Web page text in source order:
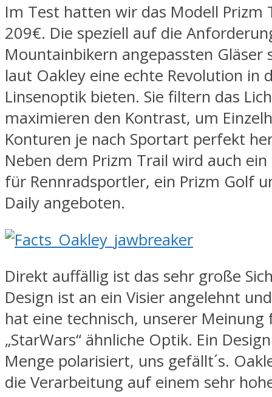
Im Test hatten wir das Modell Prizm
209€. Die speziell auf die
Mountainbikern angepassten Gläser
laut Oakley eine echte Revolution in
Linsenoptik bieten. Sie filtern das
maximieren den Kontrast, um
Konturen je nach Sportart perfekt
Neben dem Prizm Trail wird auch ein
für Rennradsportler, ein Prizm Golf
Daily angeboten.
Direkt auffällig ist das sehr große
Design ist an ein Visier angelehnt
hat eine technisch, unserer Meinung
„StarWars“ ähnliche Optik. Ein
Menge polarisiert, uns gefällt´s.
die Verarbeitung auf einem sehr